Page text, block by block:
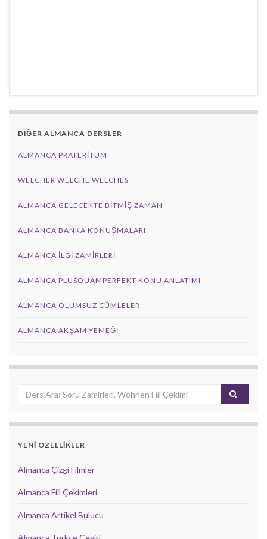
DİĞER ALMANCA DERSLER
ALMANCA PRÄTERITUM
WELCHER WELCHE WELCHES
ALMANCA GELECEKTE BITMIŞ ZAMAN
ALMANCA BANKA KONUŞMALARI
ALMANCA İLGI ZAMIRLERI
ALMANCA PLUSQUAMPERFEKT KONU ANLATIMI
ALMANCA OLUMSUZ CÜMLELER
ALMANCA AKŞAM YEMEĞI
YENİ ÖZELLİKLER
Almanca Çizgi Filmler
Almanca Fiil Çekimleri
Almanca Artikel Bulucu